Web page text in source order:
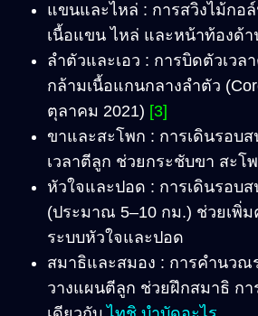
แขนและไหล่ : การสวิงไม้กอ
เนื้อแขน ไหล่ และหน้าท้องด้
ลำตัวและเอว : การบิดตัวเวล
กล้ามเนื้อแกนกลางลำตัว
ตุลาคม 2021) [3]
ขาและสะโพก : การเดินรอบ
เวลาตีลูก ช่วยกระชับขา สะโ
หัวใจและปอด : การเดินรอบ
(ประมาณ 5–10 กม.) ช่วยเพิ่
ระบบหัวใจและปอด
สมาธิและสมอง : การคำนวณ
วางแผนตีลูก ช่วยฝึกสมาธิ กา